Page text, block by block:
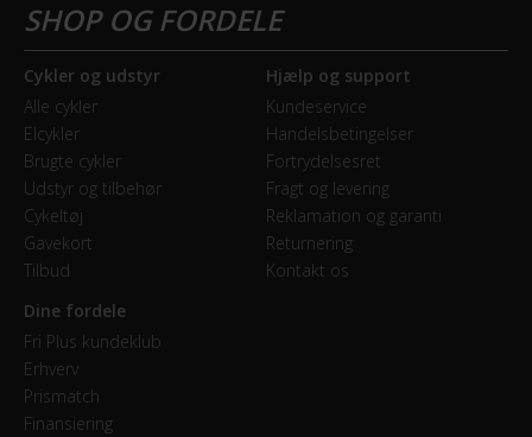
Cykler og udstyr
Alle cykler
Elcykler
Brugte cykler
Udstyr og tilbehør
Cykeltøj
Gavekort
Tilbud
Hjælp og support
Kundeservice
Handelsbetingelser
Fortrydelsesret
Fragt og levering
Reklamation og garanti
Returnering
Kontakt os
Dine fordele
Fri Plus kundeklub
Erhverv
Prismatch
Finansiering